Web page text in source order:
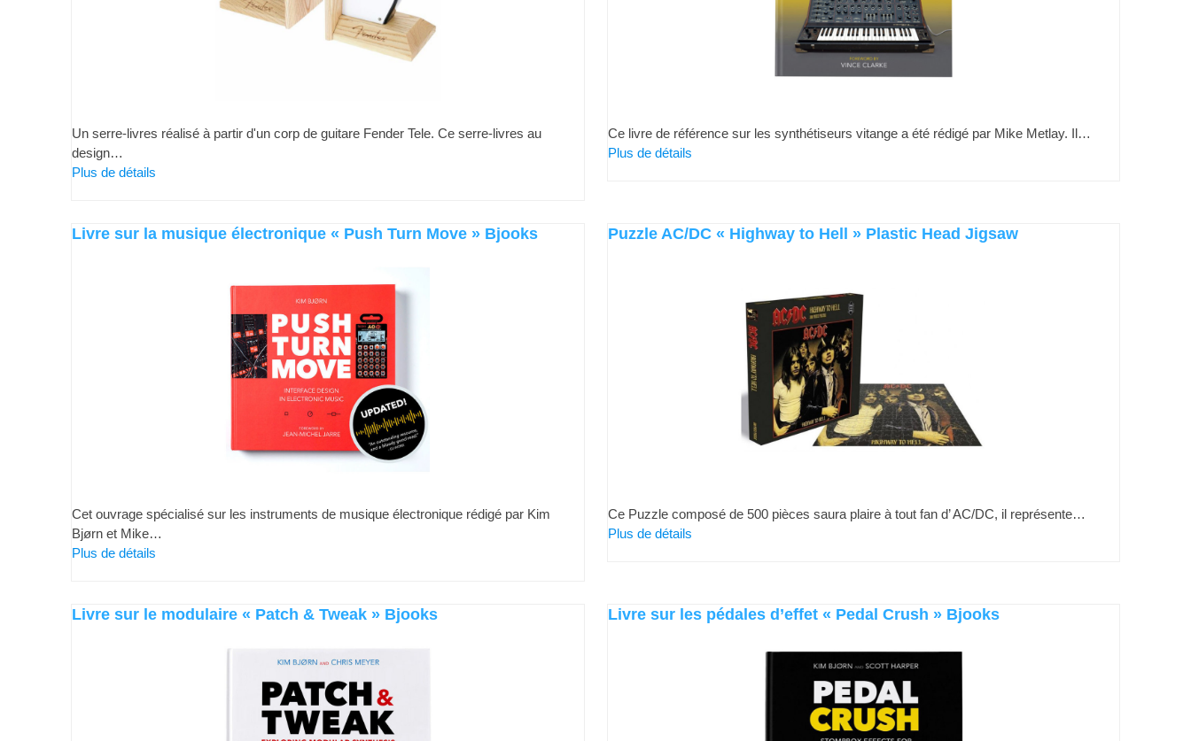
Un serre-livres réalisé à partir d'un corp de guitare Fender Tele. Ce serre-livres au
design…
Plus de détails
Ce livre de référence sur les synthétiseurs vitange a été rédigé par Mike Metlay. Il…
Plus de détails
Livre sur la musique électronique « Push Turn Move » Bjooks
Cet ouvrage spécialisé sur les instruments de musique électronique rédigé par Kim
Bjørn et Mike…
Plus de détails
Puzzle AC/DC « Highway to Hell » Plastic Head Jigsaw
Ce Puzzle composé de 500 pièces saura plaire à tout fan d’ AC/DC, il représente…
Plus de détails
Livre sur le modulaire « Patch & Tweak » Bjooks Livre sur les pédales d’effet « Pedal Crush » Bjooks